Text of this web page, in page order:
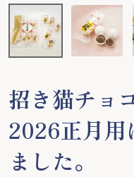
招き猫チョ
2026正月用
ました。